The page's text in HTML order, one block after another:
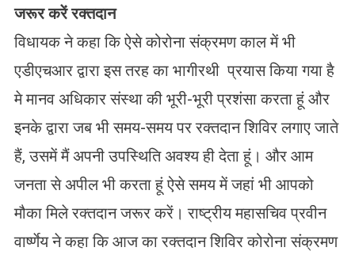
जरूर करें रक्तदान
विधायक ने कहा कि ऐसे कोरोना संक्रमण काल में भी
एडीएचआर द्वारा इस तरह का भागीरथी प्रयास किया गया है
मे मानव अधिकार संस्था की भूरी-भूरी प्रशंसा करता हूं और
इनके द्वारा जब भी समय-समय पर रक्तदान शिविर लगाए जाते
हैं, उसमें मैं अपनी उपस्थिति अवश्य ही देता हूं। और आम
जनता से अपील भी करता हूं ऐसे समय में जहां भी आपको
मौका मिले रक्तदान जरूर करें। राष्ट्रीय महासचिव प्रवीन
वार्ष्णेय ने कहा कि आज का रक्तदान शिविर कोरोना संक्रमण